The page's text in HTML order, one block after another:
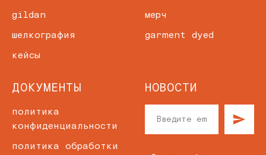
gildan
шелкография
кейсы
мерч
garment dyed
ДОКУМЕНТЫ
политика
конфиденциальности
политика обработки
НОВОСТИ